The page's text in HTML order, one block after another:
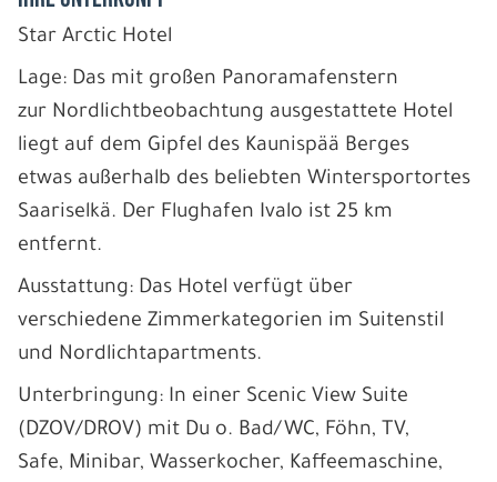
Star Arctic Hotel
Lage: Das mit großen Panoramafenstern
zur Nordlichtbeobachtung ausgestattete Hotel
liegt auf dem Gipfel des Kaunispää Berges
etwas außerhalb des beliebten Wintersportortes
Saariselkä. Der Flughafen Ivalo ist 25 km
entfernt.
Ausstattung: Das Hotel verfügt über
verschiedene Zimmerkategorien im Suitenstil
und Nordlichtapartments.
Unterbringung: In einer Scenic View Suite
(DZOV/DROV) mit Du o. Bad/WC, Föhn, TV,
Safe, Minibar, Wasserkocher, Kaffeemaschine,